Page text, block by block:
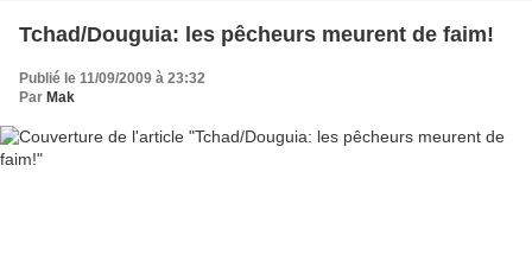
Tchad/Douguia: les pêcheurs meurent de faim!
Publié le 11/09/2009 à 23:32
Par Mak